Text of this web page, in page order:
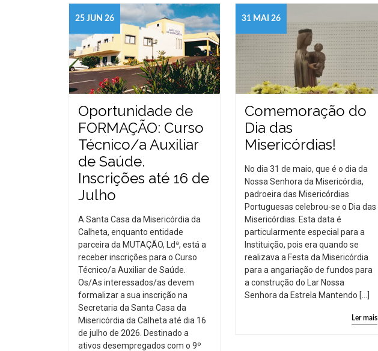
25 JUN 26
Oportunidade de
FORMAÇÃO: Curso
Técnico/a Auxiliar
de Saúde.
Inscrições até 16 de
Julho
A Santa Casa da Misericórdia da
Calheta, enquanto entidade
parceira da MUTAÇÃO, Ldª, está a
receber inscrições para o Curso
Técnico/a Auxiliar de Saúde.
Os/As interessados/as devem
formalizar a sua inscrição na
Secretaria da Santa Casa da
Misericórdia da Calheta até dia 16
de julho de 2026. Destinado a
ativos desempregados com o 9º
31 MAI 26
Comemoração do
Dia das
Misericórdias!
No dia 31 de maio, que é o dia da
Nossa Senhora da Misericórdia,
padroeira das Misericórdias
Portuguesas celebrou-se o Dia das
Misericórdias. Esta data é
particularmente especial para a
Instituição, pois era quando se
realizava a Festa da Misericórdia
para a angariação de fundos para
a construção do Lar Nossa
Senhora da Estrela Mantendo […]
Ler mais